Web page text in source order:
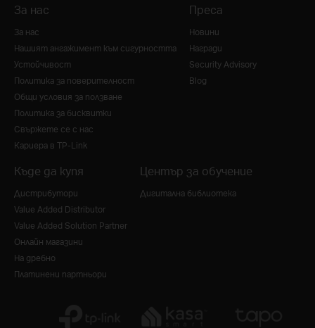
За нас
За нас
Нашият ангажимент към сигурността
Устойчивост
Политика за поверителност
Общи условия за ползване
Политика за бисквитки
Свържете се с нас
Кариера в TP-Link
Преса
Новини
Награди
Security Advisory
Blog
Къде да купя
Дистрибутори
Value Added Distributor
Value Added Solution Partner
Онлайн магазини
На дребно
Платинени партньори
Център за обучение
Дигитална библиотека